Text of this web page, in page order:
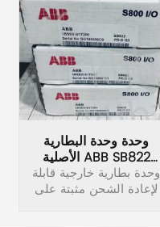
وحدة وحدة البطارية
الأصلية ABB SB822
3BSE018172R1
وحدة بطارية خارجية قابلة
لإعادة الشحن مثبتة على